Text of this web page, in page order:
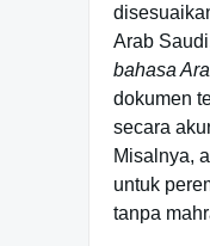
Arab
bahasa
dokumen
secara
Misalnya,
untuk
tanpa